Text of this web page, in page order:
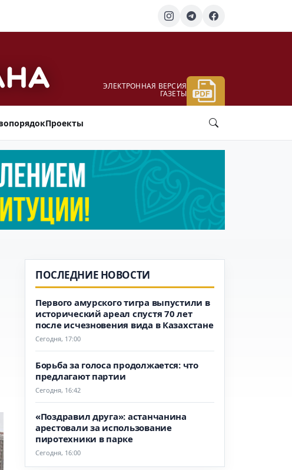
ЭЛЕКТРОННАЯ ВЕРСИЯ
ГАЗЕТЫ
Проекты
ПОСЛЕДНИЕ НОВОСТИ
Первого амурского тигра выпустили в
исторический ареал спустя 70 лет
после исчезновения вида в Казахстане
Сегодня, 17:00
Борьба за голоса продолжается: что
предлагают партии
Сегодня, 16:42
«Поздравил друга»: астанчанина
арестовали за использование
пиротехники в парке
Сегодня, 16:00